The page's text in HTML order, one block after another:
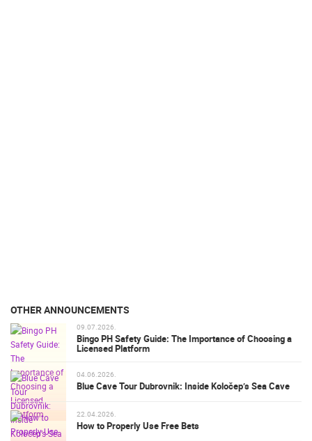
OTHER ANNOUNCEMENTS
09.07.2026.
Bingo PH Safety Guide: The Importance of Choosing a
Licensed Platform
04.06.2026.
Blue Cave Tour Dubrovnik: Inside Koločep’s Sea Cave
22.04.2026.
How to Properly Use Free Bets